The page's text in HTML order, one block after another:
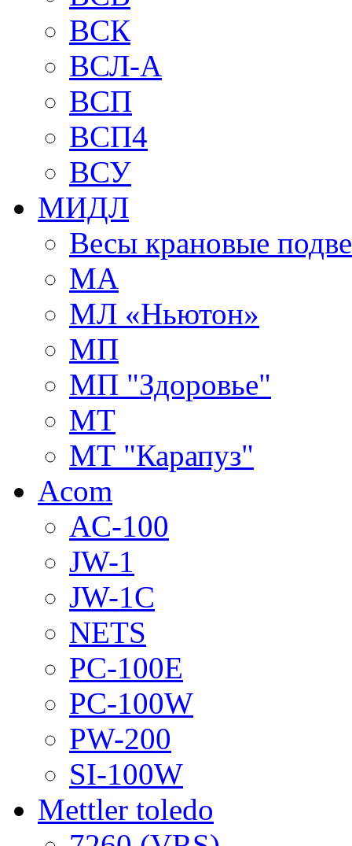
ВСК
ВСЛ-А
ВСП
ВСП4
ВСУ
МИДЛ
Весы крановые
МА
МЛ «Ньютон»
МП
МП "Здоровье"
МТ
МТ "Карапуз"
Acom
AC-100
JW-1
JW-1C
NETS
PC-100E
PC-100W
PW-200
SI-100W
Mettler toledo